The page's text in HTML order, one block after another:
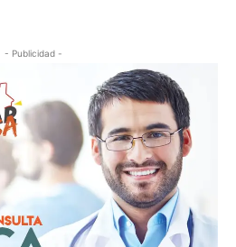
- Publicidad -